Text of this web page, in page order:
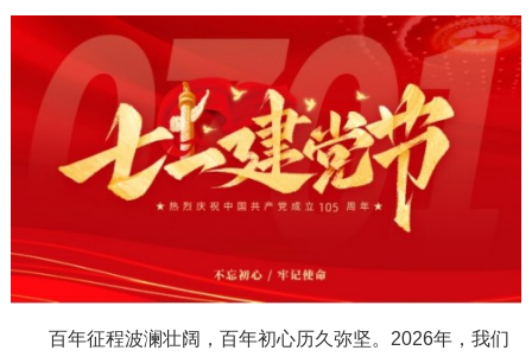
百年征程波澜壮阔，百年初心历久弥坚。2026年，我们